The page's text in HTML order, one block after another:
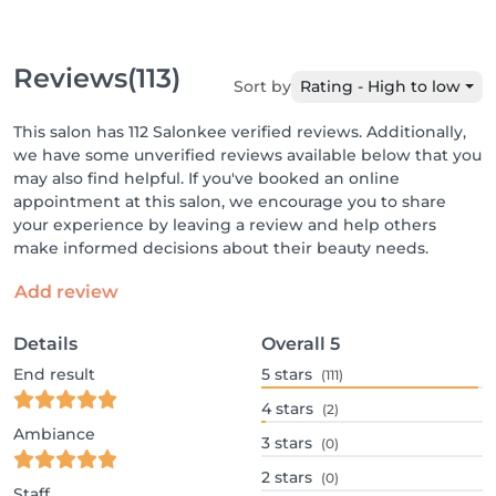
Reviews(113) Sort by Rating - High to low
This salon has 112 Salonkee verified reviews. Additionally,
we have some unverified reviews available below that you
may also find helpful. If you've booked an online
appointment at this salon, we encourage you to share
your experience by leaving a review and help others
make informed decisions about their beauty needs.
Add review
Details
End result
Ambiance
Overall 5
5 stars (111)
4 stars (2)
3 stars (0)
2 stars (0)